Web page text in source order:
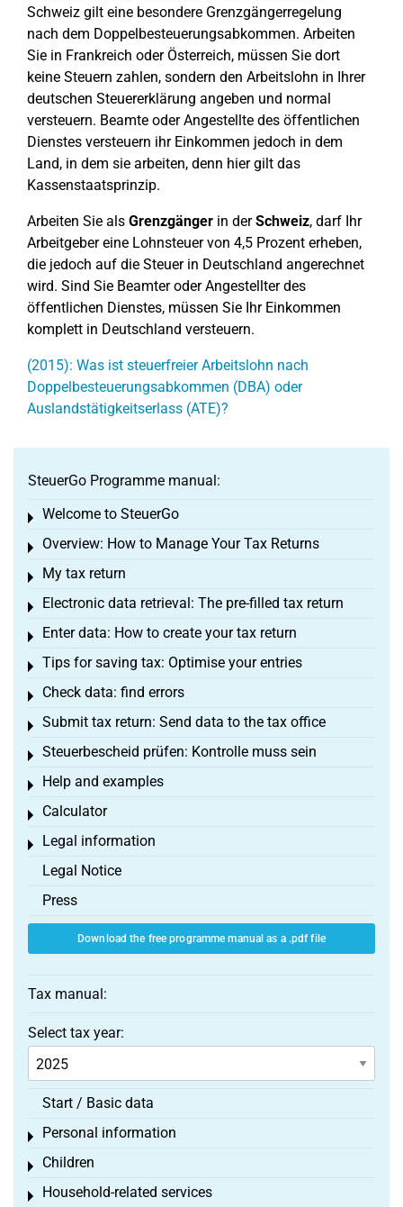
Schweiz gilt eine besondere Grenzgängerregelung
nach dem Doppelbesteuerungsabkommen. Arbeiten
Sie in Frankreich oder Österreich, müssen Sie dort
keine Steuern zahlen, sondern den Arbeitslohn in Ihrer
deutschen Steuererklärung angeben und normal
versteuern. Beamte oder Angestellte des öffentlichen
Dienstes versteuern ihr Einkommen jedoch in dem
Land, in dem sie arbeiten, denn hier gilt das
Kassenstaatsprinzip.
Arbeiten Sie als Grenzgänger in derSchweiz, darf Ihr
Arbeitgeber eine Lohnsteuer von 4,5 Prozent erheben,
die jedoch auf die Steuer in Deutschland angerechnet
wird. Sind Sie Beamter oder Angestellter des
öffentlichen Dienstes, müssen Sie Ihr Einkommen
komplett in Deutschland versteuern.
(2015): Was ist steuerfreier Arbeitslohn nach
Doppelbesteuerungsabkommen (DBA) oder
Auslandstätigkeitserlass (ATE)?
SteuerGo Programme manual:
Welcome to SteuerGo
Toggle menu
Overview: How to Manage Your Tax Returns
Toggle menu
My tax return
Toggle menu
Electronic data retrieval: The pre-filled tax return
Toggle menu
Enter data: How to create your tax return
Toggle menu
Tips for saving tax: Optimise your entries
Toggle menu
Check data: find errors
Toggle menu
Submit tax return: Send data to the tax office
Toggle menu
Steuerbescheid prüfen: Kontrolle muss sein
Toggle menu
Help and examples
Toggle menu
Calculator
Toggle menu
Legal information
Toggle menu
Legal Notice
Press
Download the free programme manual as a .pdf file
Tax manual:
Select tax year:
Start / Basic data
Personal information
Toggle menu
Children
Toggle menu
Household-related services
Toggle menu